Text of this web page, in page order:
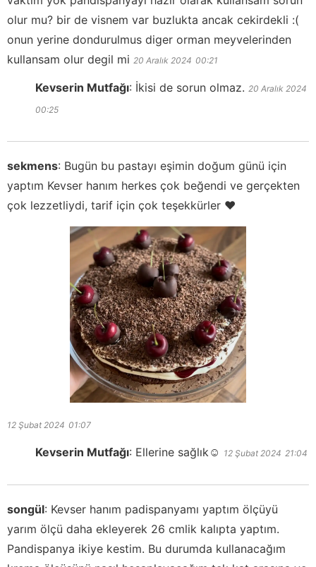
olur mu? bir de visnem var buzlukta ancak cekirdekli :(
onun yerine dondurulmus diger orman meyvelerinden
kullansam olur degil mi 20 Aralık 2024 00:21
Kevserin Mutfağı: İkisi de sorun olmaz. 20 Aralık 2024
00:25
sekmens: Bugün bu pastayı eşimin doğum günü için
yaptım Kevser hanım herkes çok beğendi ve gerçekten
çok lezzetliydi, tarif için çok teşekkürler ♥️
12 Şubat 2024 01:07
Kevserin Mutfağı: Ellerine sağlık☺️ 12 Şubat 2024 21:04
songül: Kevser hanım padispanyamı yaptım ölçüyü
yarım ölçü daha ekleyerek 26 cmlik kalıpta yaptım.
Pandispanya ikiye kestim. Bu durumda kullanacağım